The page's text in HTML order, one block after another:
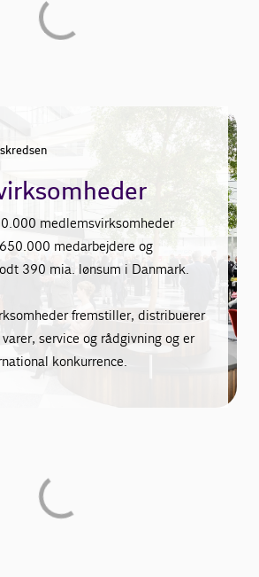
medlemsvirksomheder
medarbejdere og
390 mia. lønsum i Danmark.
fremstiller, distribuerer
service og rådgivning og er
konkurrence.